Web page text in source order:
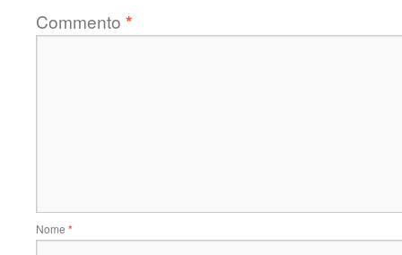
Commento *
Nome *